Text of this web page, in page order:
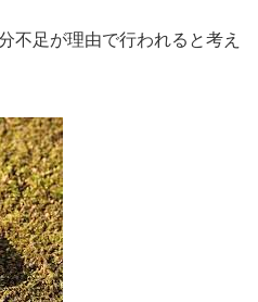
不足が理由で行われると考え